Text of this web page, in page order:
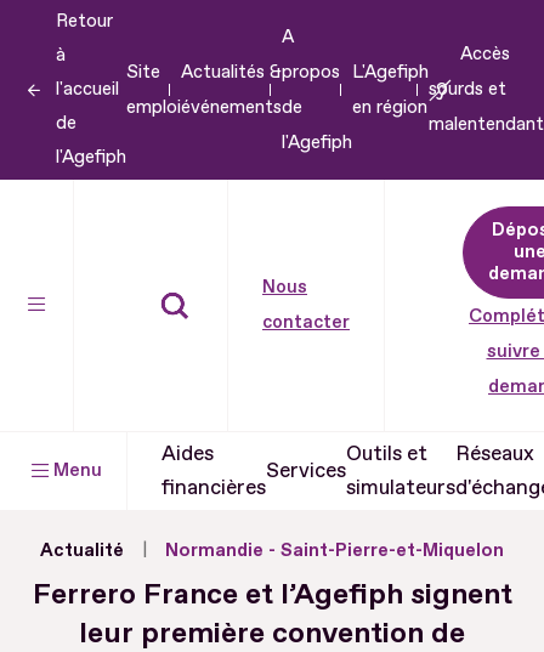
contenu
Retour
à
l'accueil
de
l'Agefiph
Site
emploi
Actualités &
événements
A
propos
de
l'Agefiph
L'Agefiph
en région
Accès
sourds et
Nous
contacter
suivre
Menu
Aides
financières
Services
Outils et
simulateurs
Réseaux
Actualité Normandie - Saint-Pierre-et-Miquelon
Ferrero France et l’Agefiph signent
leur première convention de